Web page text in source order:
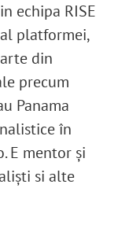
echipa RISE
platformei,
din
precum
Panama
în
E mentor și
si alte